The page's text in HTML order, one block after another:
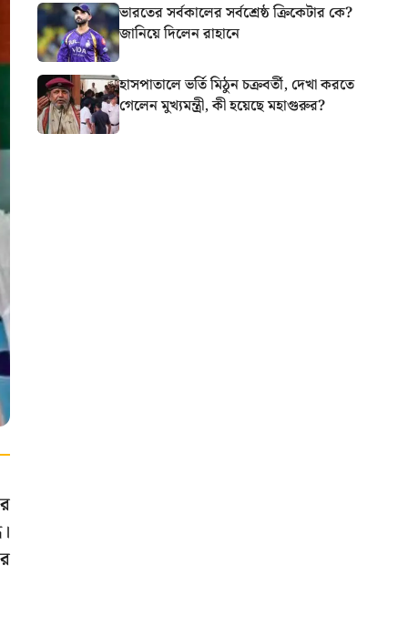
ভারতের সর্বকালের সর্বশ্রেষ্ঠ ক্রিকেটার কে?
জানিয়ে দিলেন রাহানে
হাসপাতালে ভর্তি মিঠুন চক্রবর্তী, দেখা করতে
গেলেন মুখ্যমন্ত্রী, কী হয়েছে মহাগুরুর?